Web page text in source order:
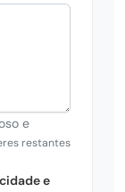
e
restantes
e